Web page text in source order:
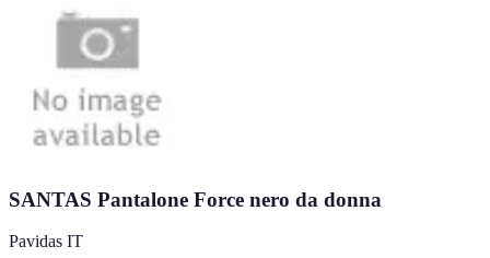
SANTAS Pantalone Force nero da donna
Pavidas IT